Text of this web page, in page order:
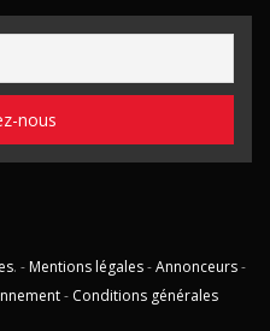
. - Mentions légales-Annonceurs-
- Conditions générales